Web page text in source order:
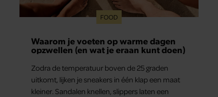
FOOD
Waarom je voeten op warme dagen
opzwellen (en wat je eraan kunt doen)
Zodra de temperatuur boven de 25 graden
uitkomt, lijken je sneakers in één klap een maat
kleiner. Sandalen knellen, slippers laten een